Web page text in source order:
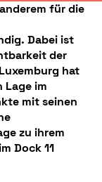
für die
Dabei ist
der
hat
Lage im
mit seinen
zu ihrem
Dock 11